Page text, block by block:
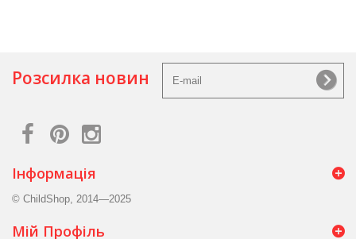
Розсилка новин
Інформація
© ChildShop, 2014—2025
Мій Профіль